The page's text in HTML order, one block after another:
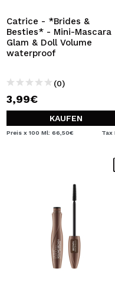
Catrice - *Brides &
Besties* - Mini-Mascara
Glam & Doll Volume
waterproof
(0)
3,99€
KAUFEN
Preis x 100 Ml: 66,50€ Tax